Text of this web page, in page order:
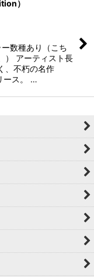
）
数種あり（こち
） アーティスト長
、不朽の名作
ース。 …